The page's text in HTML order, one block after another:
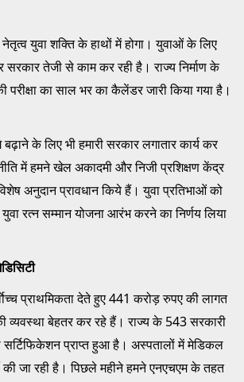
युवा शक्ति के हाथों में होगा। युवाओं के लिए
सरकार तेजी से काम कर रही है। राज्य निर्माण के
परीक्षा का साल भर का कैलेंडर जारी किया गया है।
के लिए भी हमारी सरकार लगातार कार्य कर
में हमने खेल अकादमी और निजी प्रशिक्षण केंद्र
अनुदान प्रावधान किये हैं। युवा प्रतिभाओं को
रत्न सम्मान योजना आरंभ करने का निर्णय लिया
प्राथमिकता देते हुए 441 करोड़ रुपए की लागत
व्यवस्था बेहतर कर रहे हैं। राज्य के 543 सरकारी
सर्टिफिकेशन प्राप्त हुआ है। अस्पतालों में मेडिकल
की जा रही है। पिछले महीने हमने एनएचएम के तहत